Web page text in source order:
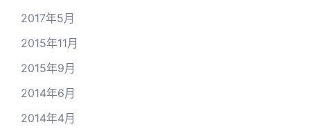
2017年5月
2015年11月
2015年9月
2014年6月
2014年4月